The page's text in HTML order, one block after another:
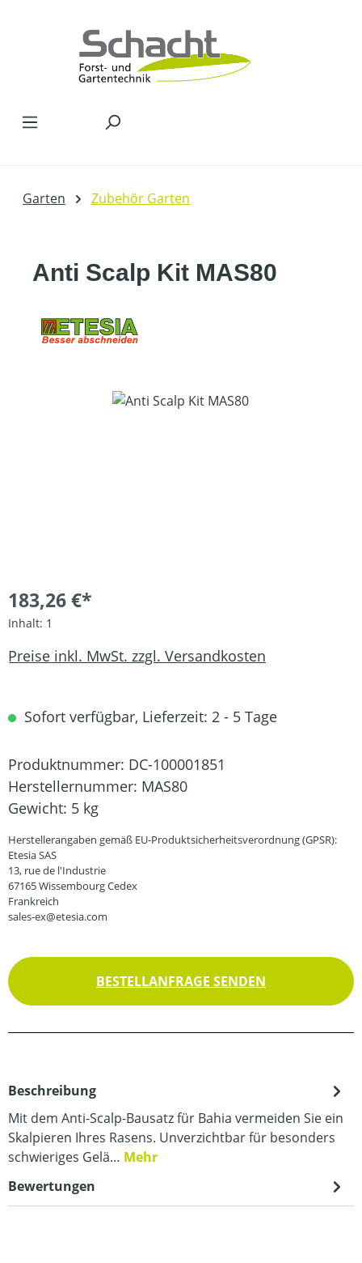
Garten Zubehör Garten
Anti Scalp Kit MAS80
Bildergalerie überspringen
183,26 €*
Inhalt: 1
Preise inkl. MwSt. zzgl. Versandkosten
Sofort verfügbar, Lieferzeit: 2 - 5 Tage
Produktnummer: DC-100001851
Herstellernummer: MAS80
Gewicht: 5 kg
Herstellerangaben gemäß EU-Produktsicherheitsverordnung (GPSR):
Etesia SAS
13, rue de l'Industrie
67165 Wissembourg Cedex
Frankreich
sales-ex@etesia.com
BESTELLANFRAGE SENDEN
Beschreibung
Mit dem Anti-Scalp-Bausatz für Bahia vermeiden Sie ein
Skalpieren Ihres Rasens. Unverzichtbar für besonders
schwieriges Gelä… Mehr
Bewertungen